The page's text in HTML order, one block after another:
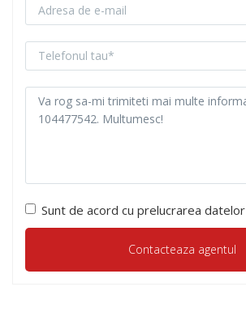
Sunt de acord cu prelucrarea datelor